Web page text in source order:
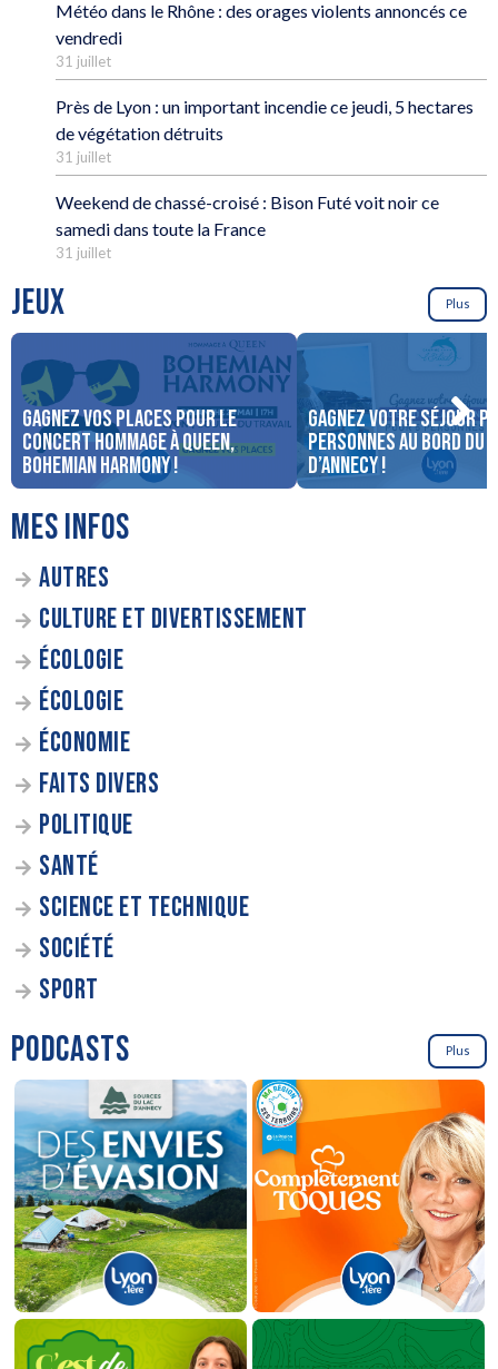
Météo dans le Rhône : des orages violents annoncés ce
vendredi
31 juillet
Près de Lyon : un important incendie ce jeudi, 5 hectares
de végétation détruits
31 juillet
Weekend de chassé-croisé : Bison Futé voit noir ce
samedi dans toute la France
31 juillet
JEUX Plus
Gagnez vos places pour le
concert Hommage à Queen,
Bohemian Harmony !
Gagnez votre séjour
personnes au bord du
d’Annecy !
MES INFOS
AUTRES
CULTURE ET DIVERTISSEMENT
ÉCOLOGIE
ÉCOLOGIE
ÉCONOMIE
FAITS DIVERS
POLITIQUE
SANTÉ
SCIENCE ET TECHNIQUE
SOCIÉTÉ
SPORT
PODCASTS Plus